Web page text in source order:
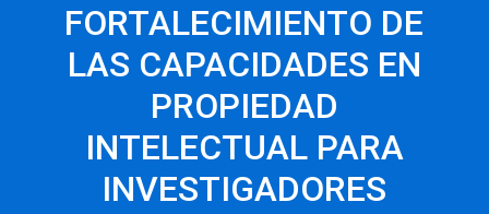
FORTALECIMIENTO DE
LAS CAPACIDADES EN
PROPIEDAD
INTELECTUAL PARA
INVESTIGADORES